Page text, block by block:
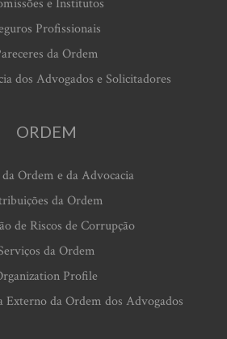
e Institutos
Profissionais
da Ordem
dos Advogados e Solicitadores
ORDEM
Ordem e da Advocacia
da Ordem
de Riscos de Corrupção
da Ordem
Profile
Externo da Ordem dos Advogados